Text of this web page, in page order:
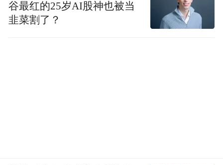
谷最红的25岁AI股神也被当
韭菜割了？